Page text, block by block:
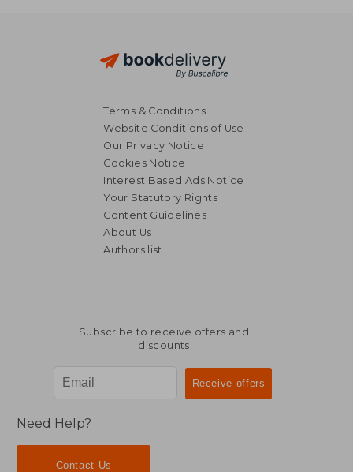
Terms & Conditions
Website Conditions of Use
Our Privacy Notice
Cookies Notice
Interest Based Ads Notice
Your Statutory Rights
Content Guidelines
About Us
Authors list
Subscribe to receive offers and
discounts
Need Help?
Contact Us